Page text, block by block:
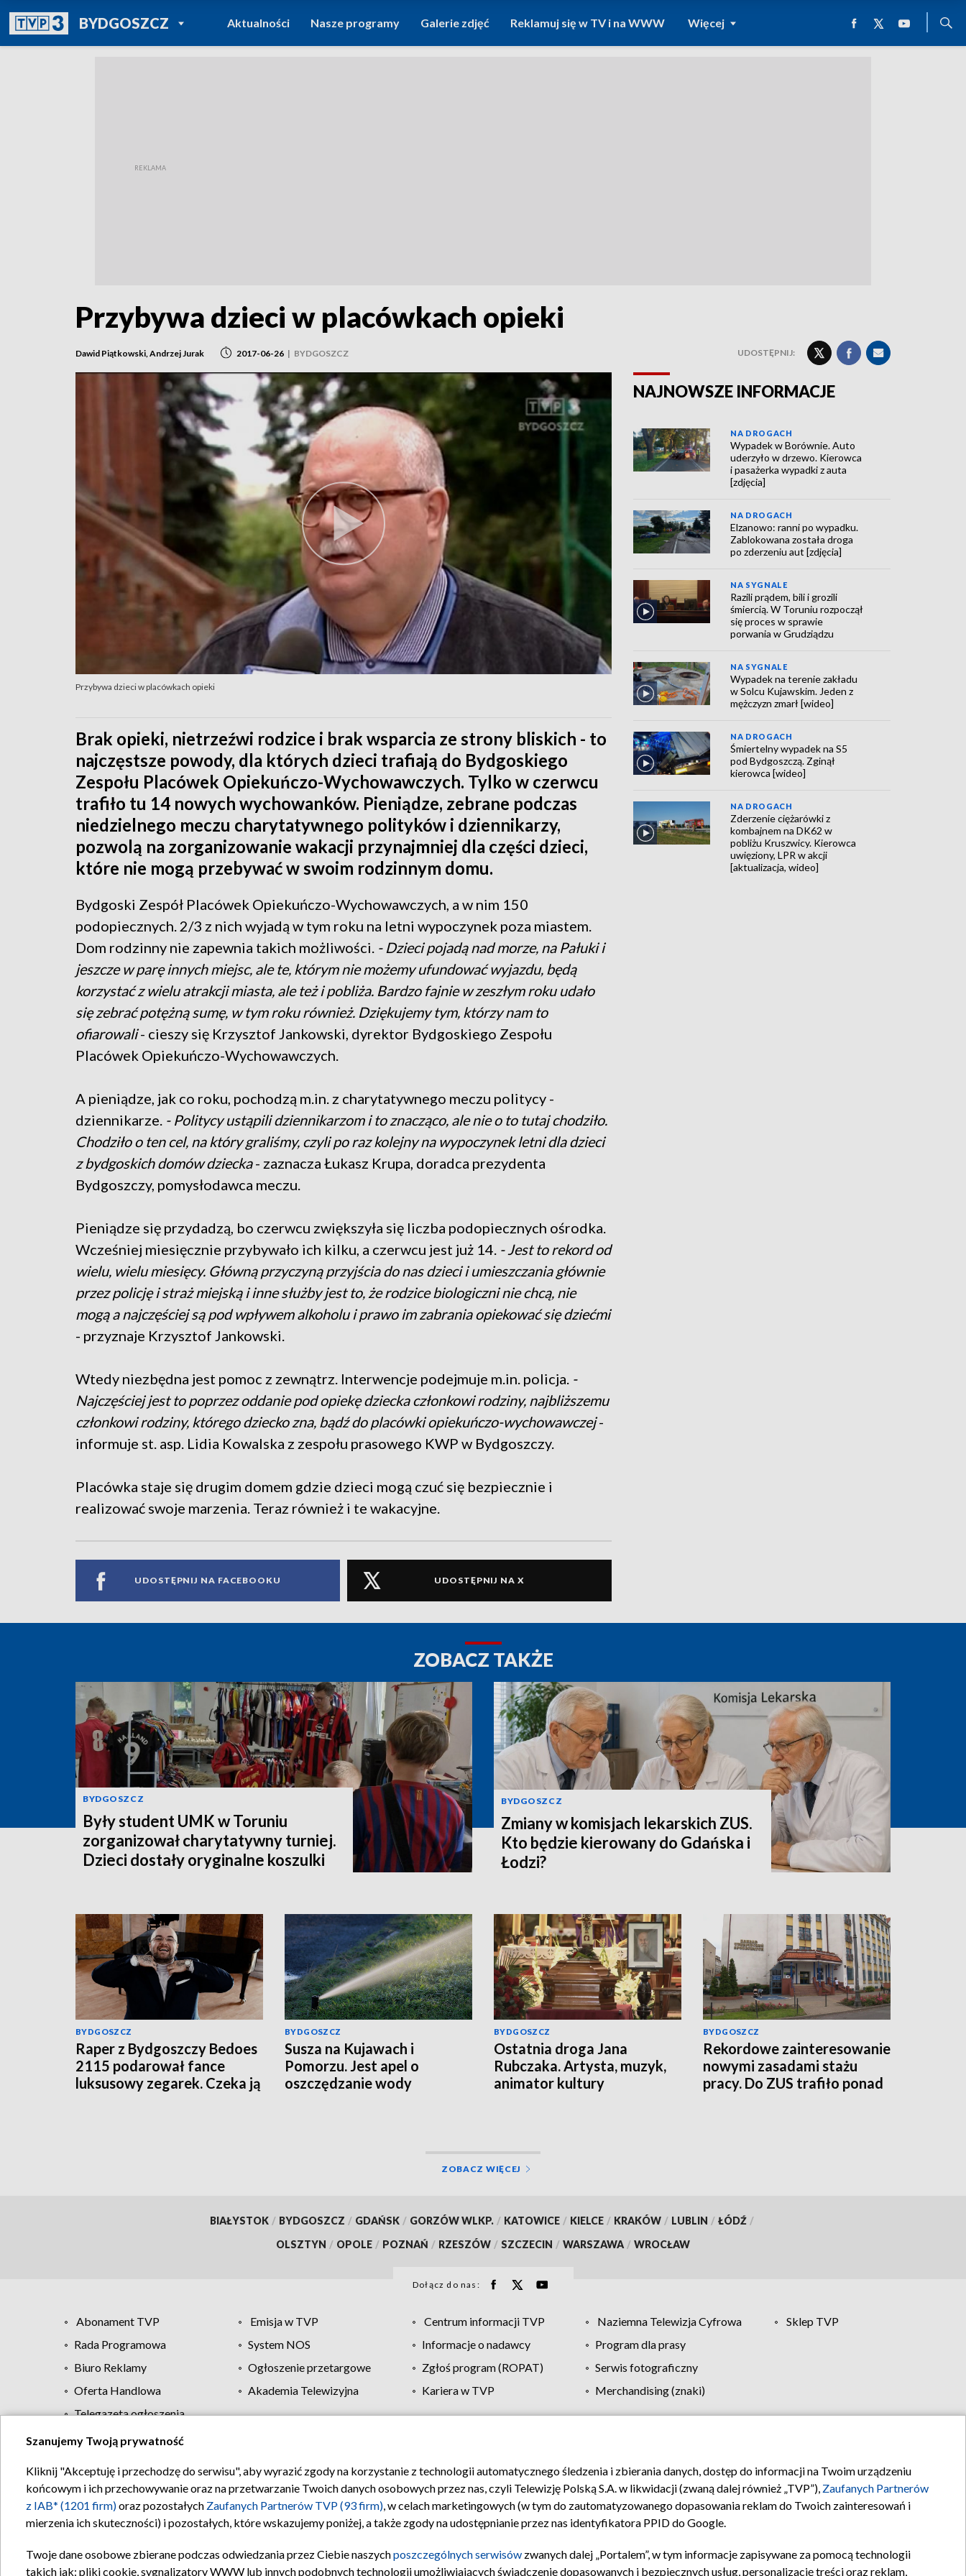
BYDGOSZCZPOWRÓT DO
TVP REGIONY
Aktualności Nasze programy Galerie zdjęć Reklamuj się w TV i na WWW Więcej
Przybywa dzieci w placówkach opieki
Dawid Piątkowski, Andrzej Jurak 2017-06-26 | BYDGOSZCZ UDOSTĘPNIJ:
Przybywa dzieci w placówkach opieki
Brak opieki, nietrzeźwi rodzice i brak wsparcia ze strony bliskich - to
najczęstsze powody, dla których dzieci trafiają do Bydgoskiego
Zespołu Placówek Opiekuńczo-Wychowawczych. Tylko w czerwcu
trafiło tu 14 nowych wychowanków. Pieniądze, zebrane podczas
niedzielnego meczu charytatywnego polityków i dziennikarzy,
pozwolą na zorganizowanie wakacji przynajmniej dla części dzieci,
które nie mogą przebywać w swoim rodzinnym domu.
Bydgoski Zespół Placówek Opiekuńczo-Wychowawczych, a w nim 150
podopiecznych. 2/3 z nich wyjadą w tym roku na letni wypoczynek poza miastem.
Dom rodzinny nie zapewnia takich możliwości. - Dzieci pojadą nad morze, na Pałuki i
jeszcze w parę innych miejsc, ale te, którym nie możemy ufundować wyjazdu, będą
korzystać z wielu atrakcji miasta, ale też i pobliża. Bardzo fajnie w zeszłym roku udało
się zebrać potężną sumę, w tym roku również. Dziękujemy tym, którzy nam to
ofiarowali- cieszy się Krzysztof Jankowski, dyrektor Bydgoskiego Zespołu
Placówek Opiekuńczo-Wychowawczych.
A pieniądze, jak co roku, pochodzą m.in. z charytatywnego meczu politycy -
dziennikarze. - Politycy ustąpili dziennikarzom i to znacząco, ale nie o to tutaj chodziło.
Chodziło o ten cel, na który graliśmy, czyli po raz kolejny na wypoczynek letni dla dzieci
z bydgoskich domów dziecka- zaznacza Łukasz Krupa, doradca prezydenta
Bydgoszczy, pomysłodawca meczu.
Pieniądze się przydadzą, bo czerwcu zwiększyła się liczba podopiecznych ośrodka.
Wcześniej miesięcznie przybywało ich kilku, a czerwcu jest już 14. - Jest to rekord od
wielu, wielu miesięcy. Główną przyczyną przyjścia do nas dzieci i umieszczania głównie
przez policję i straż miejską i inne służby jest to, że rodzice biologiczni nie chcą, nie
mogą a najczęściej są pod wpływem alkoholu i prawo im zabrania opiekować się dziećmi
- przyznaje Krzysztof Jankowski.
Wtedy niezbędna jest pomoc z zewnątrz. Interwencje podejmuje m.in. policja. -
Najczęściej jest to poprzez oddanie pod opiekę dziecka członkowi rodziny, najbliższemu
członkowi rodziny, którego dziecko zna, bądź do placówki opiekuńczo-wychowawczej-
informuje st. asp. Lidia Kowalska z zespołu prasowego KWP w Bydgoszczy.
Placówka staje się drugim domem gdzie dzieci mogą czuć się bezpiecznie i
realizować swoje marzenia. Teraz również i te wakacyjne.
UDOSTĘPNIJ NA FACEBOOKU UDOSTĘPNIJ NA X
NAJNOWSZE INFORMACJE
NA DROGACH
Wypadek w Borównie. Auto
uderzyło w drzewo. Kierowca
i pasażerka wypadki z auta
[zdjęcia]
NA DROGACH
Elzanowo: ranni po wypadku.
Zablokowana została droga
po zderzeniu aut [zdjęcia]
NA SYGNALE
Razili prądem, bili i grozili
śmiercią. W Toruniu rozpoczął
się proces w sprawie
porwania w Grudziądzu
NA SYGNALE
Wypadek na terenie zakładu
w Solcu Kujawskim. Jeden z
mężczyzn zmarł [wideo]
NA DROGACH
Śmiertelny wypadek na S5
pod Bydgoszczą. Zginął
kierowca [wideo]
NA DROGACH
Zderzenie ciężarówki z
kombajnem na DK62 w
pobliżu Kruszwicy. Kierowca
uwięziony, LPR w akcji
[aktualizacja, wideo]
ZOBACZ TAKŻE
BYDGOSZCZ
Były student UMK w Toruniu
zorganizował charytatywny turniej.
Dzieci dostały oryginalne koszulki
BYDGOSZCZ
Zmiany w komisjach lekarskich ZUS.
Kto będzie kierowany do Gdańska i
Łodzi?
BYDGOSZCZ
Raper z Bydgoszczy Bedoes
2115 podarował fance
luksusowy zegarek. Czeka ją
BYDGOSZCZ
Susza na Kujawach i
Pomorzu. Jest apel o
oszczędzanie wody
BYDGOSZCZ
Ostatnia droga Jana
Rubczaka. Artysta, muzyk,
animator kultury
BYDGOSZCZ
Rekordowe zainteresowanie
nowymi zasadami stażu
pracy. Do ZUS trafiło ponad
ZOBACZ WIĘCEJ
BIAŁYSTOK / BYDGOSZCZ / GDAŃSK / GORZÓW WLKP. / KATOWICE / KIELCE / KRAKÓW / LUBLIN / ŁÓDŹ /
OLSZTYN / OPOLE / POZNAŃ / RZESZÓW / SZCZECIN / WARSZAWA / WROCŁAW
Dołącz do nas:
Abonament TVP Emisja w TVP Centrum informacji TVP Naziemna Telewizja Cyfrowa
Sklep TVP
Rada Programowa
System NOS Informacje o nadawcy
Program dla prasy
Biuro Reklamy
Ogłoszenie przetargowe Zgłoś program (ROPAT)
Serwis fotograficzny
Oferta Handlowa
Akademia Telewizyjna Kariera w TVP
Merchandising (znaki)
Telegazeta ogłoszenia
Regulamin TVP Polityka prywatności Moje zgody Pomoc Biuro reklamy Kontakt
Szanujemy Twoją prywatność
Kliknij "Akceptuję i przechodzę do serwisu", aby wyrazić zgody na korzystanie z technologii automatycznego śledzenia i zbierania danych, dostęp do informacji na Twoim urządzeniu
końcowym i ich przechowywanie oraz na przetwarzanie Twoich danych osobowych przez nas, czyli Telewizję Polską S.A. w likwidacji (zwaną dalej również „TVP”), Zaufanych Partnerów
z IAB* (1201 firm)oraz pozostałych Zaufanych Partnerów TVP (93 firm), w celach marketingowych (w tym do zautomatyzowanego dopasowania reklam do Twoich zainteresowań i
mierzenia ich skuteczności) i pozostałych, które wskazujemy poniżej, a także zgody na udostępnianie przez nas identyfikatora PPID do Google.
Twoje dane osobowe zbierane podczas odwiedzania przez Ciebie naszychposzczególnych serwisów zwanych dalej „Portalem”, w tym informacje zapisywane za pomocą technologii
takich jak: pliki cookie, sygnalizatory WWW lub innych podobnych technologii umożliwiających świadczenie dopasowanych i bezpiecznych usług, personalizację treści oraz reklam,